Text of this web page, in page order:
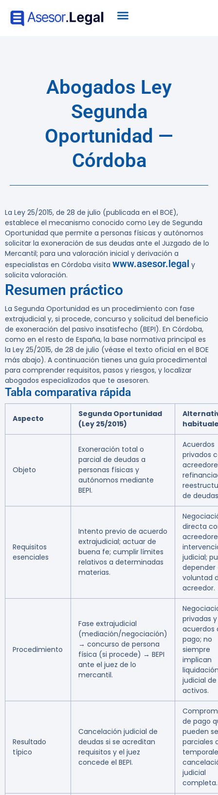
Abogados Ley
Segunda
Oportunidad —
Córdoba
La Ley 25/2015, de 28 de julio (publicada en el BOE),
establece el mecanismo conocido como Ley de Segunda
Oportunidad que permite a personas físicas y autónomos
solicitar la exoneración de sus deudas ante el Juzgado de lo
Mercantil; para una valoración inicial y derivación a
especialistas en Córdoba visita www.asesor.legal y
solicita valoración.
Resumen práctico
La Segunda Oportunidad es un procedimiento con fase
extrajudicial y, si procede, concurso y solicitud del beneficio
de exoneración del pasivo insatisfecho (BEPI). En Córdoba,
como en el resto de España, la base normativa principal es
la Ley 25/2015, de 28 de julio (véase el texto oficial en el BOE
más abajo). A continuación tienes una guía procedimental
para comprender requisitos, pasos y riesgos, y localizar
abogados especializados que te asesoren.
Tabla comparativa rápida
Aspecto
Segunda Oportunidad
(Ley 25/2015)
Objeto
Exoneración total o
parcial de deudas a
personas físicas y
autónomos mediante
BEPI.
Acuerdos
privados
de
Requisitos
esenciales
Intento previo de acuerdo
extrajudicial; actuar de
buena fe; cumplir límites
relativos a determinadas
materias.
directa
judicial;
depender
voluntad
acreedor.
Procedimiento
Fase extrajudicial
(mediación/negociación)
→ concurso de persona
física (si procede) → BEPI
ante el juez de lo
mercantil.
privadas y
acuerdos
pago; no
siempre
implican
judicial de
activos.
Resultado
típico
Cancelación judicial de
deudas si se acreditan
requisitos y el juez
concede el BEPI.
de pago
pueden
parciales
judicial
completa.